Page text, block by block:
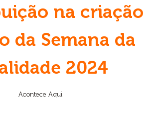
na criação
da Semana da
2024
Acontece Aqui